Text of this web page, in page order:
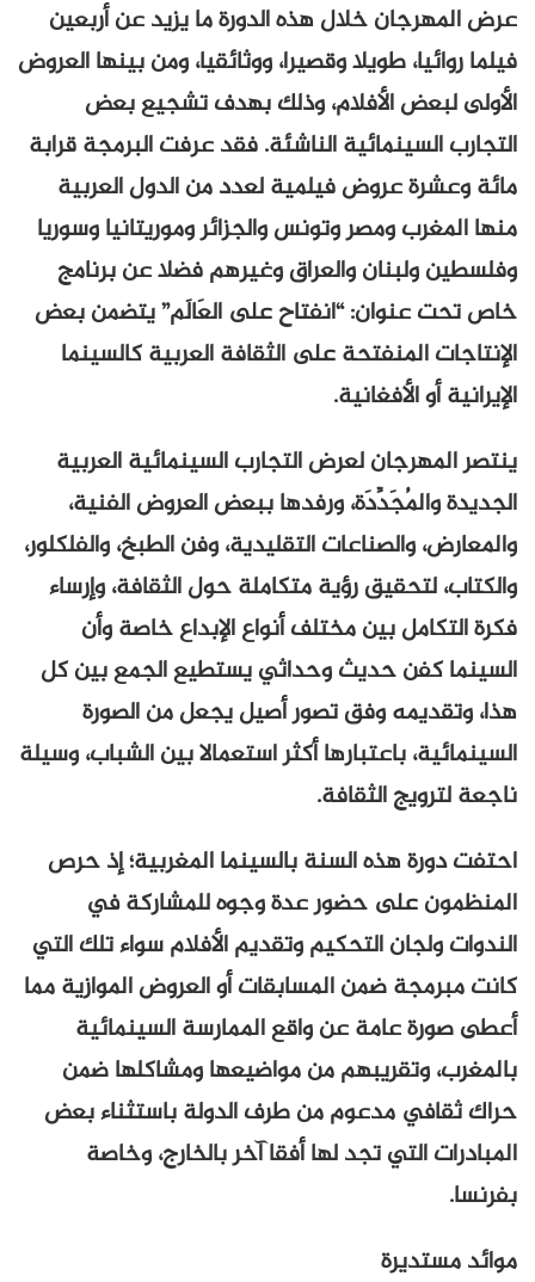
عرض المهرجان خلال هذه الدورة ما يزيد عن أربعين
فيلما روائيا، طويلا وقصيرا، ووثائقيا، ومن بينها العروض
الأولى لبعض الأفلام، وذلك بهدف تشجيع بعض
التجارب السينمائية الناشئة. فقد عرفت البرمجة قرابة
مائة وعشرة عروض فيلمية لعدد من الدول العربية
منها المغرب ومصر وتونس والجزائر وموريتانيا وسوريا
وفلسطين ولبنان والعراق وغيرهم فضلا عن برنامج
خاص تحت عنوان: “انفتاح على العَالَم” يتضمن بعض
الإنتاجات المنفتحة على الثقافة العربية كالسينما
الإيرانية أو الأفغانية.
ينتصر المهرجان لعرض التجارب السينمائية العربية
الجديدة والمُجَدِّدَة، ورفدها ببعض العروض الفنية،
والمعارض، والصناعات التقليدية، وفن الطبخ، والفلكلور،
والكتاب، لتحقيق رؤية متكاملة حول الثقافة، وإرساء
فكرة التكامل بين مختلف أنواع الإبداع خاصة وأن
السينما كفن حديث وحداثي يستطيع الجمع بين كل
هذا، وتقديمه وفق تصور أصيل يجعل من الصورة
السينمائية، باعتبارها أكثر استعمالا بين الشباب، وسيلة
ناجعة لترويج الثقافة.
احتفت دورة هذه السنة بالسينما المغربية؛ إذ حرص
المنظمون على حضور عدة وجوه للمشاركة في
الندوات ولجان التحكيم وتقديم الأفلام سواء تلك التي
كانت مبرمجة ضمن المسابقات أو العروض الموازية مما
أعطى صورة عامة عن واقع الممارسة السينمائية
بالمغرب، وتقريبهم من مواضيعها ومشاكلها ضمن
حراك ثقافي مدعوم من طرف الدولة باستثناء بعض
المبادرات التي تجد لها أفقا آخر بالخارج، وخاصة
بفرنسا.
موائد مستديرة